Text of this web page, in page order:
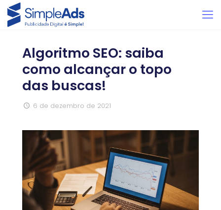
Algoritmo SEO: saiba
como alcançar o topo
das buscas!
6 de dezembro de 2021